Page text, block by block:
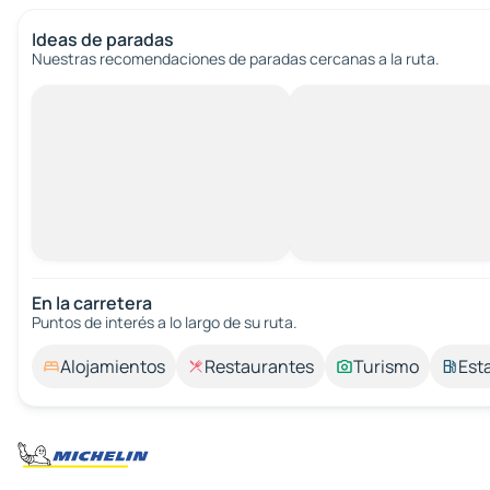
Ideas de paradas
Nuestras recomendaciones de paradas cercanas a la ruta.
En la carretera
Puntos de interés a lo largo de su ruta.
Alojamientos Restaurantes Turismo